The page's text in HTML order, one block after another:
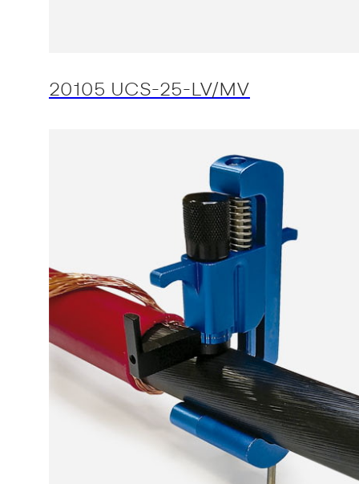
20105 UCS-25-LV/MV